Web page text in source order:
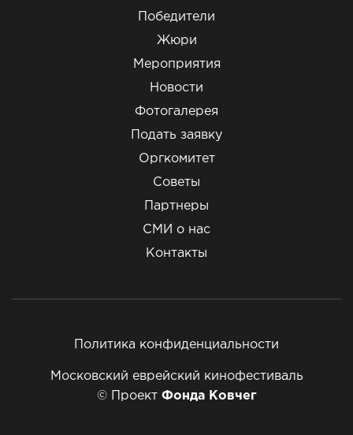
Победители
Жюри
Мероприятия
Новости
Фотогалерея
Подать заявку
Оргкомитет
Советы
Партнеры
СМИ о нас
Контакты
Московский еврейский кинофестиваль
© Проект Фонда Ковчег
Политика конфиденциальности